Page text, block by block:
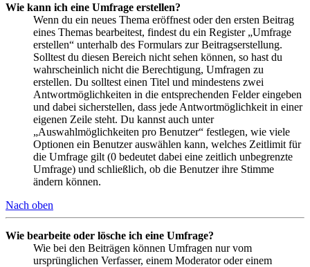
Wie kann ich eine Umfrage erstellen?
Wenn du ein neues Thema eröffnest oder den ersten Beitrag
eines Themas bearbeitest, findest du ein Register „Umfrage
erstellen“ unterhalb des Formulars zur Beitragserstellung.
Solltest du diesen Bereich nicht sehen können, so hast du
wahrscheinlich nicht die Berechtigung, Umfragen zu
erstellen. Du solltest einen Titel und mindestens zwei
Antwortmöglichkeiten in die entsprechenden Felder eingeben
und dabei sicherstellen, dass jede Antwortmöglichkeit in einer
eigenen Zeile steht. Du kannst auch unter
„Auswahlmöglichkeiten pro Benutzer“ festlegen, wie viele
Optionen ein Benutzer auswählen kann, welches Zeitlimit für
die Umfrage gilt (0 bedeutet dabei eine zeitlich unbegrenzte
Umfrage) und schließlich, ob die Benutzer ihre Stimme
ändern können.
Nach oben
Wie bearbeite oder lösche ich eine Umfrage?
Wie bei den Beiträgen können Umfragen nur vom
ursprünglichen Verfasser, einem Moderator oder einem